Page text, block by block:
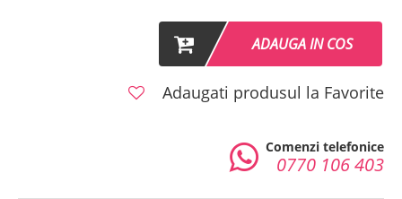
ADAUGA IN COS
Adaugati produsul la Favorite
Comenzi telefonice
0770 106 403